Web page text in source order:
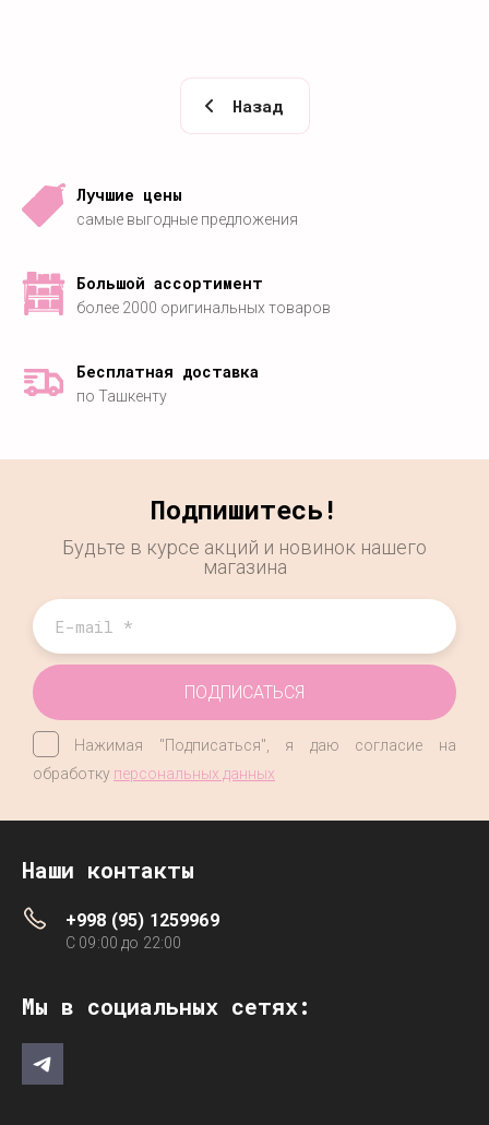
Назад
Лучшие цены
самые выгодные предложения
Большой ассортимент
более 2000 оригинальных товаров
Бесплатная доставка
по Ташкенту
Подпишитесь!
Будьте в курсе акций и новинок нашего
магазина
Нажимая "Подписаться", я даю согласие на
обработку персональных данных
ПОДПИСАТЬСЯ
Наши контакты
+998 (95) 1259969
C 09:00 до 22:00
Мы в социальных сетях: